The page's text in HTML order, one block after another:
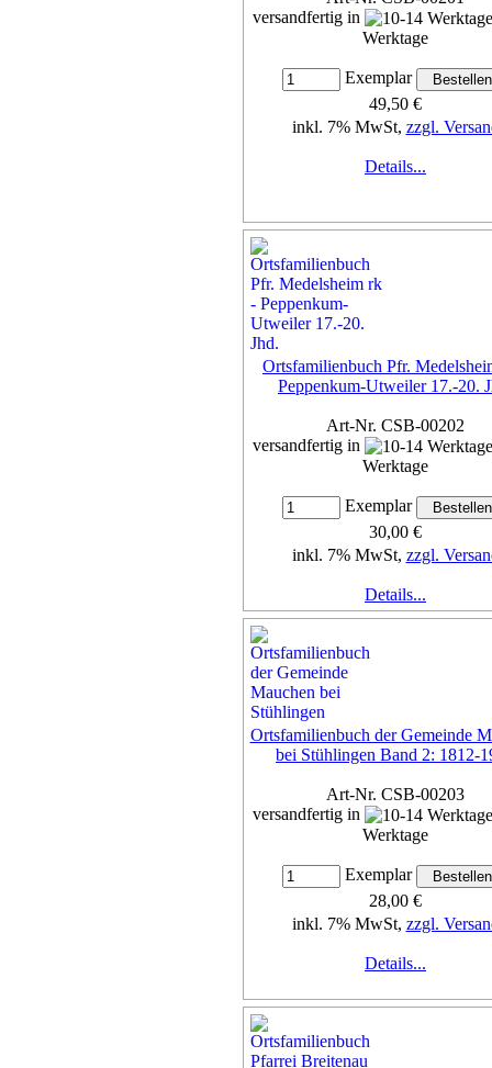
versandfertig in
Werktage
Exemplar
49,50 €
inkl. 7% MwSt, zzgl.
Details...
Ortsfamilienbuch Pfr.
Peppenkum-Utweiler 17.-20.
Art-Nr. CSB-00202
versandfertig in
Werktage
Exemplar
30,00 €
inkl. 7% MwSt, zzgl.
Details...
Ortsfamilienbuch der Gemeinde
bei Stühlingen Band 2: 1812-
Art-Nr. CSB-00203
versandfertig in
Werktage
Exemplar
28,00 €
inkl. 7% MwSt, zzgl.
Details...